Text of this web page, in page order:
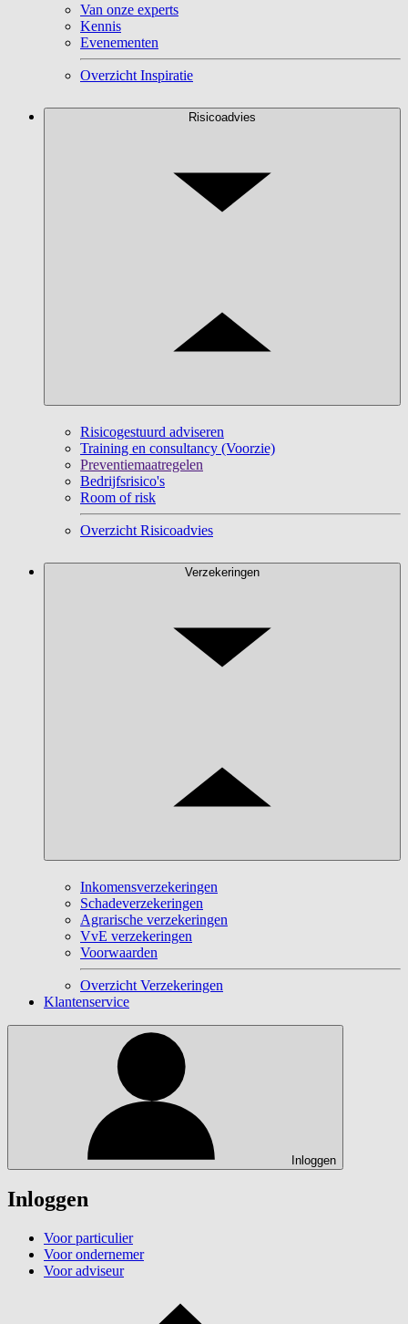
Van onze experts
Kennis
Evenementen
Overzicht Inspiratie
Risicoadvies
Risicogestuurd adviseren
Training en consultancy (Voorzie)
Preventiemaatregelen
Bedrijfsrisico's
Room of risk
Overzicht Risicoadvies
Verzekeringen
Inkomensverzekeringen
Schadeverzekeringen
Agrarische verzekeringen
VvE verzekeringen
Voorwaarden
Overzicht Verzekeringen
Klantenservice
Inloggen
Inloggen
Voor particulier
Voor ondernemer
Voor adviseur